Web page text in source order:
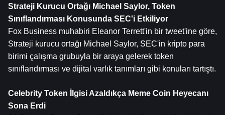
Strateji Kurucu Ortağı Michael Saylor, Token
Sınıflandırması Konusunda SEC'i Etkiliyor
Fox Business muhabiri Eleanor Terrett'in bir tweet'ine göre,
Strateji kurucu ortağı Michael Saylor, SEC'in kripto para
birimi çalışma grubuyla bir araya gelerek token
sınıflandırması ve dijital varlık tanımları gibi konuları tartıştı.
Celebrity Token İlgisi Azaldıkça Meme Coin Heyecanı
Sona Erdi